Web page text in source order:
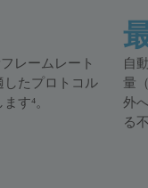
レームレート
したプロトコル
す⁴。
自
量
外
る